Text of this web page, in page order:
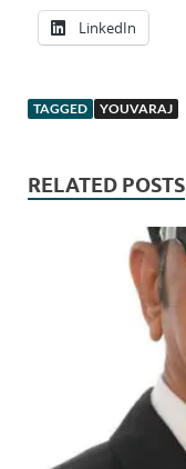
LinkedIn
TAGGED YOUVARAJ
RELATED POSTS